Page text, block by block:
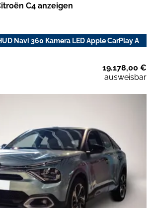
C4 anzeigen
Navi 360 Kamera LED Apple CarPlay A
19.178,00 €
ausweisbar